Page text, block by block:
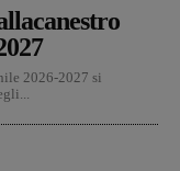
2026-2027 si